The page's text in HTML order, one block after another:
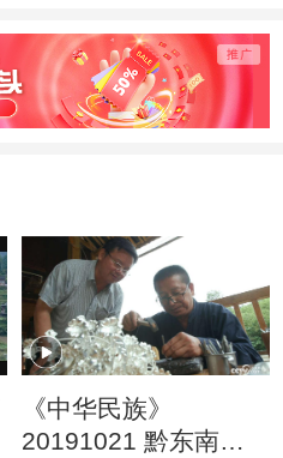
《中华民族》
20191021 黔东南印